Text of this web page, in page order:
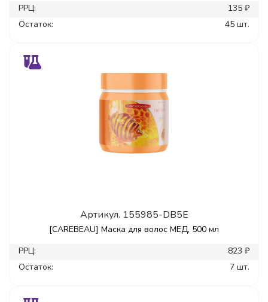
РРЦ:
135 ₽
Остаток:
45 шт.
Артикул. 155985-DB5E
[CAREBEAU] Маска для волос МЕД, 500 мл
РРЦ:
823 ₽
Остаток:
7 шт.